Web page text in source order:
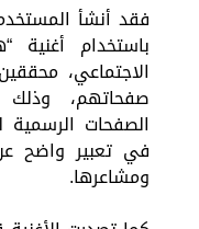
باستخدام أغنية
صفحاتهم، وذلك
الصفحات الرسمية
في تعبير واضح
ومشاعرها.